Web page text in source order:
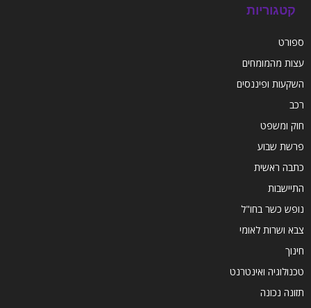
קטגוריות
ספורט
עצות מהמומחים
השקעות ופיננסים
רכב
חוק ומשפט
פרשת שבוע
כתבה ראשית
התיישבות
נופש כשר בחו"ל
צבא ושרות לאומי
חינוך
טכנולוגיה ואינטרנט
תזונה נכונה